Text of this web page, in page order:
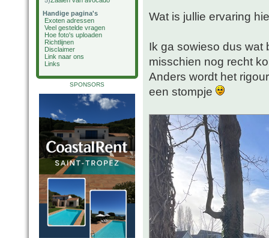
Handige pagina's
Exoten adressen
Veel gestelde vragen
Hoe foto's uploaden
Richtlijnen
Disclaimer
Link naar ons
Links
SPONSORS
Wat is jullie ervaring
Ik ga sowieso dus wat
misschien nog recht
Anders wordt het
een stompje